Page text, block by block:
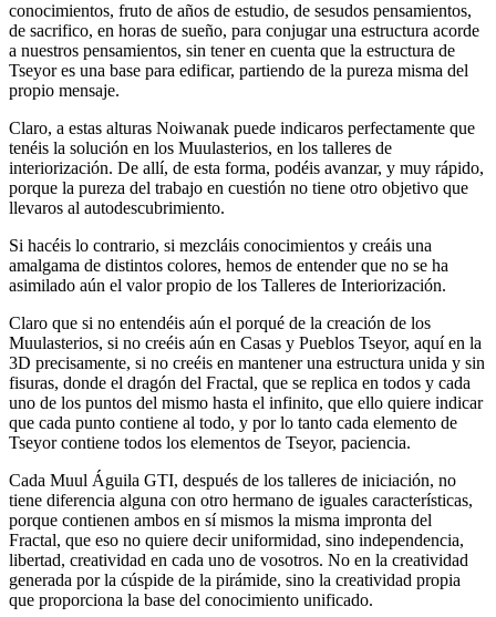
conocimientos, fruto de años de estudio, de sesudos pensamientos,
de sacrifico, en horas de sueño, para conjugar una estructura acorde
a nuestros pensamientos, sin tener en cuenta que la estructura de
Tseyor es una base para edificar, partiendo de la pureza misma del
propio mensaje.
Claro, a estas alturas Noiwanak puede indicaros perfectamente que
tenéis la solución en los Muulasterios, en los talleres de
interiorización. De allí, de esta forma, podéis avanzar, y muy rápido,
porque la pureza del trabajo en cuestión no tiene otro objetivo que
llevaros al autodescubrimiento.
Si hacéis lo contrario, si mezcláis conocimientos y creáis una
amalgama de distintos colores, hemos de entender que no se ha
asimilado aún el valor propio de los Talleres de Interiorización.
Claro que si no entendéis aún el porqué de la creación de los
Muulasterios, si no creéis aún en Casas y Pueblos Tseyor, aquí en la
3D precisamente, si no creéis en mantener una estructura unida y sin
fisuras, donde el dragón del Fractal, que se replica en todos y cada
uno de los puntos del mismo hasta el infinito, que ello quiere indicar
que cada punto contiene al todo, y por lo tanto cada elemento de
Tseyor contiene todos los elementos de Tseyor, paciencia.
Cada Muul Águila GTI, después de los talleres de iniciación, no
tiene diferencia alguna con otro hermano de iguales características,
porque contienen ambos en sí mismos la misma impronta del
Fractal, que eso no quiere decir uniformidad, sino independencia,
libertad, creatividad en cada uno de vosotros. No en la creatividad
generada por la cúspide de la pirámide, sino la creatividad propia
que proporciona la base del conocimiento unificado.